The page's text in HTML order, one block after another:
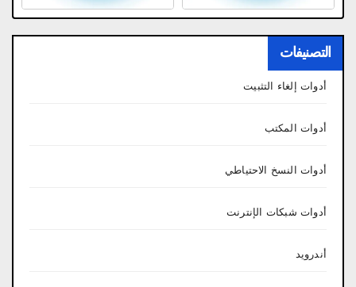
التصنيفات
أدوات إلغاء التثبيت
أدوات المكتب
أدوات النسخ الاحتياطي
أدوات شبكات الإنترنت
أندرويد